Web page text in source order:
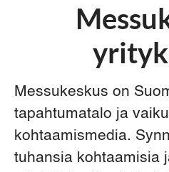
Messukeskus on
tapahtumatalo ja
kohtaamismedia.
tuhansia kohtaamisia